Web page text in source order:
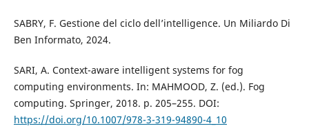
SABRY, F. Gestione del ciclo dell’intelligence. Un Miliardo Di
Ben Informato, 2024.
SARI, A. Context-aware intelligent systems for fog
computing environments. In: MAHMOOD, Z. (ed.). Fog
computing. Springer, 2018. p. 205–255. DOI:
https://doi.org/10.1007/978-3-319-94890-4_10